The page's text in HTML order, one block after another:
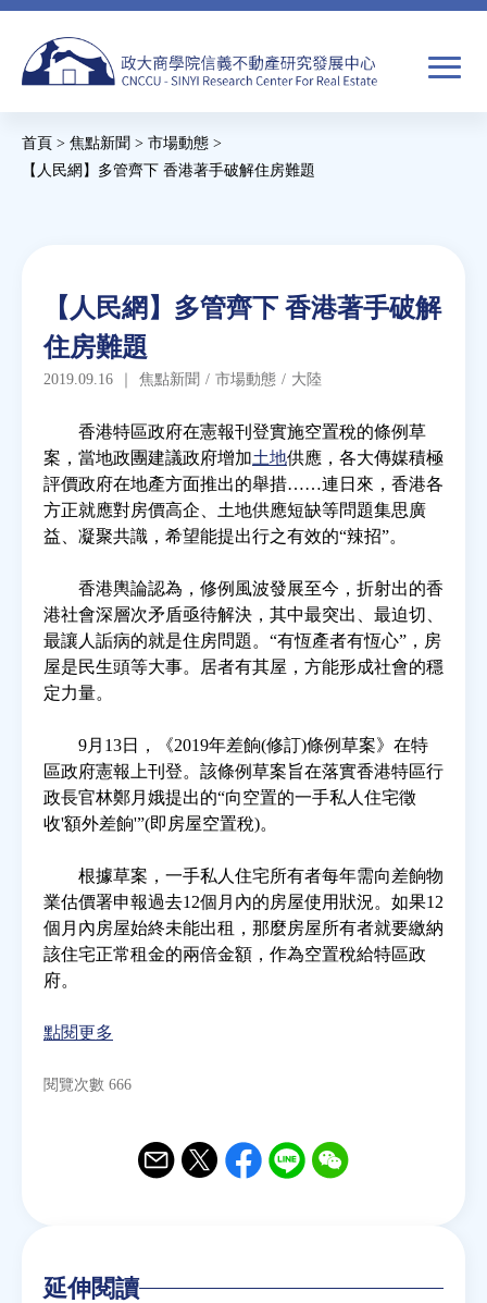
Jump
navigation
搜
搜
尋
焦點新聞
房市分析
研究獎勵
房地產年鑑
電子報
相關連結
訂閱電子報
您
首頁 > 焦點新聞 > 市場動態 >
【人民網】多管齊下 香港著手破解住房難題
Back
top
【人民網】多管齊下 香港著手破解
住房難題
2019.09.16 ｜ 焦點新聞 / 市場動態 / 大陸
香港特區政府在憲報刊登實施空置稅的條例草
案，當地政團建議政府增加土地供應，各大傳媒積極
評價政府在地產方面推出的舉措……連日來，香港各
方正就應對房價高企、土地供應短缺等問題集思廣
益、凝聚共識，希望能提出行之有效的“辣招”。
香港輿論認為，修例風波發展至今，折射出的香
港社會深層次矛盾亟待解決，其中最突出、最迫切、
最讓人詬病的就是住房問題。“有恆產者有恆心”，房
屋是民生頭等大事。居者有其屋，方能形成社會的穩
定力量。
9月13日，《2019年差餉(修訂)條例草案》在特
區政府憲報上刊登。該條例草案旨在落實香港特區行
政長官林鄭月娥提出的“向空置的一手私人住宅徵
收'額外差餉'”(即房屋空置稅)。
根據草案，一手私人住宅所有者每年需向差餉物
業估價署申報過去12個月內的房屋使用狀況。如果12
個月內房屋始終未能出租，那麼房屋所有者就要繳納
該住宅正常租金的兩倍金額，作為空置稅給特區政
府。
點閱更多
閱覽次數 666
延伸閱讀